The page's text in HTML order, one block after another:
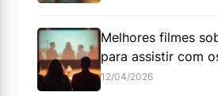
Melhores filmes
para assistir com
12/04/2026